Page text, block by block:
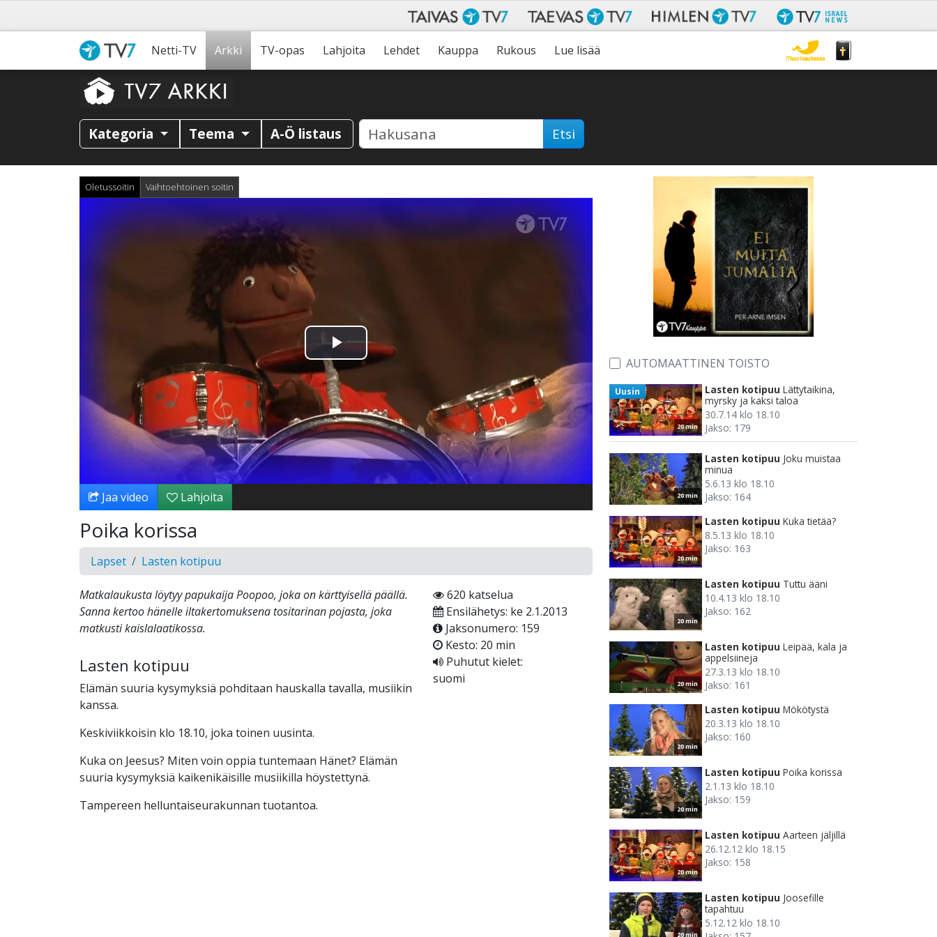
Netti-TV Arkki TV-opas Lahjoita Lehdet Kauppa Rukous Lue lisää
Kategoria Teema A-Ö listaus Etsi
Oletussoitin Vaihtoehtoinen soitin
Toista
Video
Jaa video Lahjoita
Poika korissa
Lapset Lasten kotipuu
Matkalaukusta löytyy papukaija Poopoo, joka on kärttyisellä päällä.
Sanna kertoo hänelle iltakertomuksena tositarinan pojasta, joka
matkusti kaislalaatikossa.
Lasten kotipuu
Elämän suuria kysymyksiä pohditaan hauskalla tavalla, musiikin
kanssa.
Keskiviikkoisin klo 18.10, joka toinen uusinta.
Kuka on Jeesus? Miten voin oppia tuntemaan Hänet? Elämän
suuria kysymyksiä kaikenikäisille musiikilla höystettynä.
Tampereen helluntaiseurakunnan tuotantoa.
620 katselua
Ensilähetys: ke 2.1.2013
Jaksonumero: 159
Kesto: 20 min
Puhutut kielet:
suomi
AUTOMAATTINEN TOISTO
20 min
Uusin Lasten kotipuu Lättytaikina,
myrsky ja kaksi taloa
30.7.14 klo 18.10
Jakso: 179
20 min
Lasten kotipuu Joku muistaa
minua
5.6.13 klo 18.10
Jakso: 164
20 min
Lasten kotipuu Kuka tietää?
8.5.13 klo 18.10
Jakso: 163
20 min
Lasten kotipuu Tuttu ääni
10.4.13 klo 18.10
Jakso: 162
20 min
Lasten kotipuu Leipää, kala ja
appelsiineja
27.3.13 klo 18.10
Jakso: 161
20 min
Lasten kotipuu Mökötystä
20.3.13 klo 18.10
Jakso: 160
20 min
Lasten kotipuu Poika korissa
2.1.13 klo 18.10
Jakso: 159
20 min
Lasten kotipuu Aarteen jäljillä
26.12.12 klo 18.15
Jakso: 158
20 min
Lasten kotipuu Joosefille
tapahtuu
5.12.12 klo 18.10